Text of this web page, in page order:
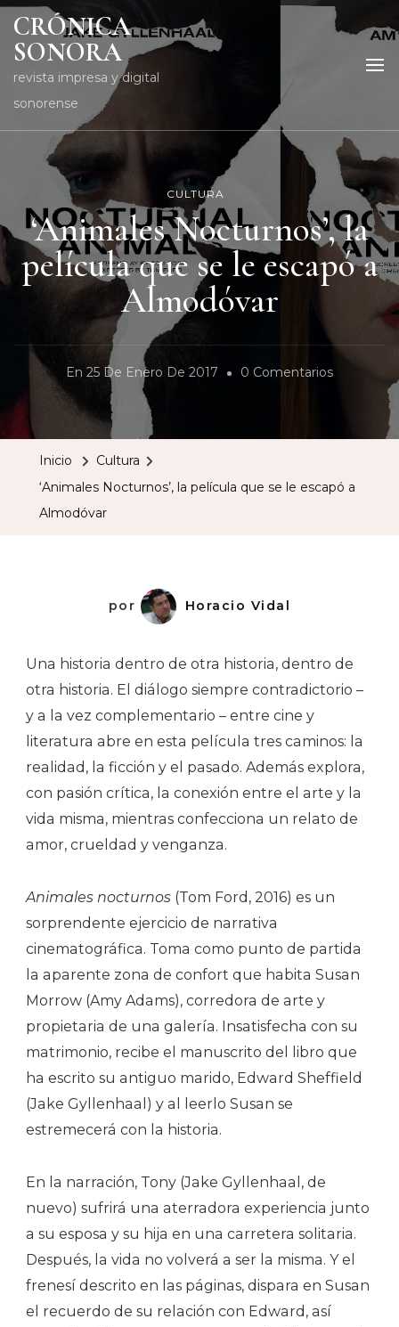
CRÓNICA
SONORA
revista impresa y digital
sonorense
CULTURA
‘Animales Nocturnos’, la
película que se le escapó a
Almodóvar
En 25 De Enero De 2017 0 ComentariosEn
‘Animales
Inicio
Cultura
‘Animales Nocturnos’, la película que se le escapó a
Almodóvar
por Horacio Vidal
Una historia dentro de otra historia, dentro de
otra historia. El diálogo siempre contradictorio –
y a la vez complementario – entre cine y
literatura abre en esta película tres caminos: la
realidad, la ficción y el pasado. Además explora,
con pasión crítica, la conexión entre el arte y la
vida misma, mientras confecciona un relato de
amor, crueldad y venganza.
Animales nocturnos (Tom Ford, 2016) es un
sorprendente ejercicio de narrativa
cinematográfica. Toma como punto de partida
la aparente zona de confort que habita Susan
Morrow (Amy Adams), corredora de arte y
propietaria de una galería. Insatisfecha con su
matrimonio, recibe el manuscrito del libro que
ha escrito su antiguo marido, Edward Sheffield
(Jake Gyllenhaal) y al leerlo Susan se
estremecerá con la historia.
En la narración, Tony (Jake Gyllenhaal, de
nuevo) sufrirá una aterradora experiencia junto
a su esposa y su hija en una carretera solitaria.
Después, la vida no volverá a ser la misma. Y el
frenesí descrito en las páginas, dispara en Susan
el recuerdo de su relación con Edward, así